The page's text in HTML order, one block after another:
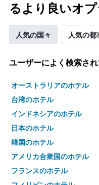
るより良いオ
人気の国々 人気の都
ユーザーによく検索さ
オーストラリアのホテル
台湾のホテル
インドネシアのホテル
日本のホテル
韓国のホテル
アメリカ合衆国のホテル
フランスのホテル